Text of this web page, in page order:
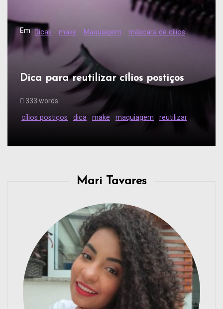
Em Dicas make Maquiagem máscara de cílios
Dica para reutilizar cílios postiços
333 words
cílios postiços dica make maquiagem reutilizar
Mari Tavares